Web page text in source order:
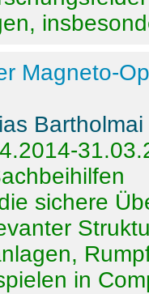
Magneto-
Bartholmai
sichere
in